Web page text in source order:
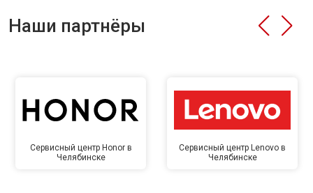
Наши партнёры
Сервисный центр Honor в
Челябинске
Сервисный центр Lenovo в
Челябинске